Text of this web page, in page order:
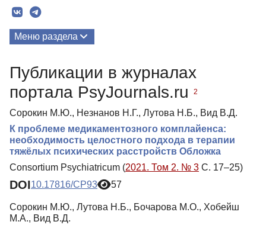
Меню раздела
Публикации в журналах
портала PsyJournals.ru
2
Сорокин М.Ю., Незнанов Н.Г., Лутова Н.Б., Вид В.Д.
К проблеме медикаментозного комплайенса:
необходимость целостного подхода в терапии
тяжёлых психических расстройств Обложка
Consortium Psychiatricum (2021. Том 2. № 3 С. 17–25)
DOI10.17816/CP93 57
Сорокин М.Ю., Лутова Н.Б., Бочарова М.О., Хобейш
М.А., Вид В.Д.